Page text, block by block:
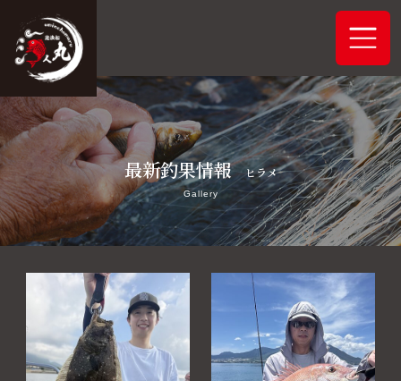
ホーム
システムご案内
最新釣果情報
アクセス
最新釣果情報 ヒラメ
Gallery